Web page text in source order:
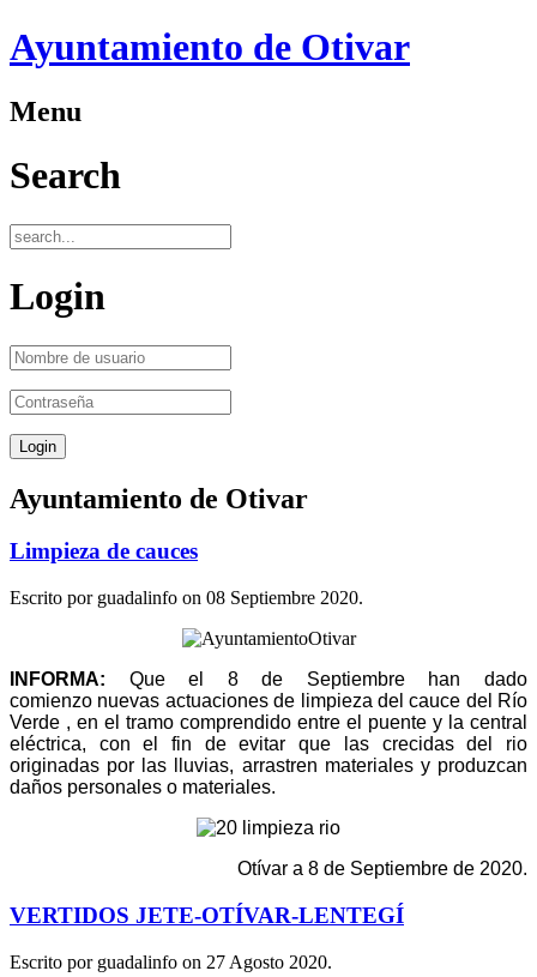
Ayuntamiento de Otivar
Menu
Search
Login
Ayuntamiento de Otivar
Limpieza de cauces
Escrito por guadalinfo on 08 Septiembre 2020.
INFORMA:
Que el 8 de Septiembre han dado
comienzo nuevas actuaciones de limpieza del cauce del Río
Verde , en el tramo comprendido entre el puente y la central
eléctrica, con el fin de evitar que las crecidas del rio
originadas por las lluvias, arrastren materiales y produzcan
daños personales o materiales.
Otívar a 8 de Septiembre de 2020.
VERTIDOS JETE-OTÍVAR-LENTEGÍ
Escrito por guadalinfo on 27 Agosto 2020.